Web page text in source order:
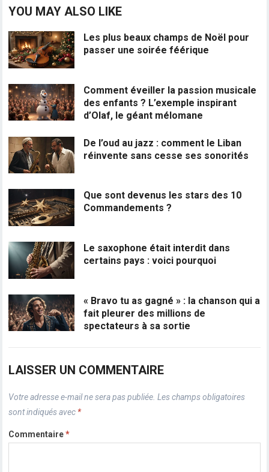
YOU MAY ALSO LIKE
Les plus beaux champs de Noël pour
passer une soirée féérique
Comment éveiller la passion musicale
des enfants ? L’exemple inspirant
d’Olaf, le géant mélomane
De l’oud au jazz : comment le Liban
réinvente sans cesse ses sonorités
Que sont devenus les stars des 10
Commandements ?
Le saxophone était interdit dans
certains pays : voici pourquoi
« Bravo tu as gagné » : la chanson qui a
fait pleurer des millions de
spectateurs à sa sortie
LAISSER UN COMMENTAIRE
Votre adresse e-mail ne sera pas publiée. Les champs obligatoires
sont indiqués avec *
Commentaire*